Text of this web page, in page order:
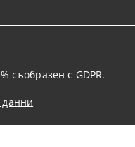
съобразен с GDPR.